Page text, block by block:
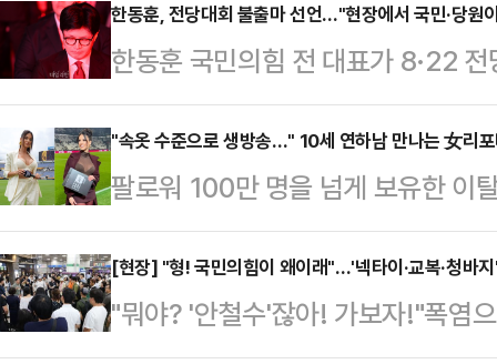
한동훈, 전당대회 불출마 선언…"현장에서 국민·당원
한동훈 국민의힘 전 대표가 8·22
민과 당원이 주인이 되는 정치를
일 페이스북에 "지난 한 달 여 동안
나같이 현재 국민들께 보여지는 당
다"고 말했다.한 전 대표는 "최근에
예 우리 당을 극우화 시키려는 퇴행
당 후보로 나섰던 분, 당권 도전을
"속옷 수준으로 생방송…" 10세 연하남 만나는 女리
팔로워 100만 명을 넘게 보유한 이
나의 과한 노출 의상이 화제의 중
에 따르면 엘레오노라 인카르도나
스타디움에서 열린 PSG와 바이에
[현장] "형! 국민의힘이 왜이래"…'넥타이·교복·청바
"뭐야? '안철수'잖아! 가보자!"폭염